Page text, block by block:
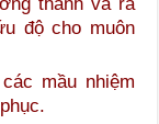
thành và ra
độ cho muôn
mầu nhiệm